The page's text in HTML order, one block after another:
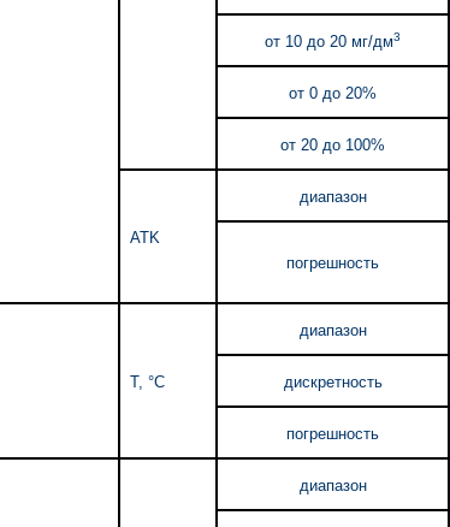
от 10 до 20 мг/дм3
от 0 до 20%
от 20 до 100%
ATK
диапазон
погрешность
T, °C
диапазон
дискретность
погрешность
диапазон